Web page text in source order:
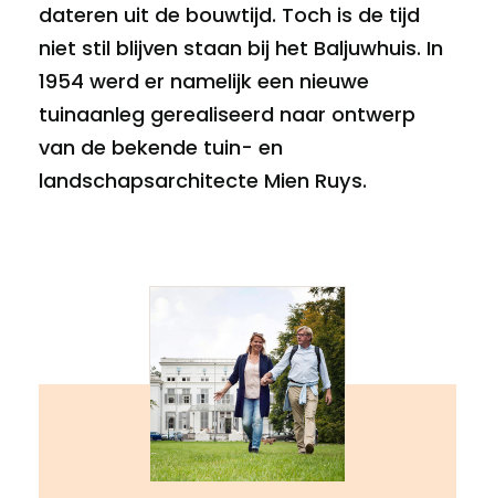
dateren uit de bouwtijd. Toch is de tijd
niet stil blijven staan bij het Baljuwhuis. In
1954 werd er namelijk een nieuwe
tuinaanleg gerealiseerd naar ontwerp
van de bekende tuin- en
landschapsarchitecte Mien Ruys.